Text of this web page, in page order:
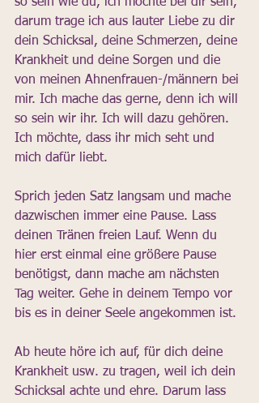
darum trage ich aus lauter Liebe zu dir
dein Schicksal, deine Schmerzen, deine
Krankheit und deine Sorgen und die
von meinen Ahnenfrauen-/männern bei
mir. Ich mache das gerne, denn ich will
so sein wir ihr. Ich will dazu gehören.
Ich möchte, dass ihr mich seht und
mich dafür liebt.
Sprich jeden Satz langsam und mache
dazwischen immer eine Pause. Lass
deinen Tränen freien Lauf. Wenn du
hier erst einmal eine größere Pause
benötigst, dann mache am nächsten
Tag weiter. Gehe in deinem Tempo vor
bis es in deiner Seele angekommen ist.
Ab heute höre ich auf, für dich deine
Krankheit usw. zu tragen, weil ich dein
Schicksal achte und ehre. Darum lass